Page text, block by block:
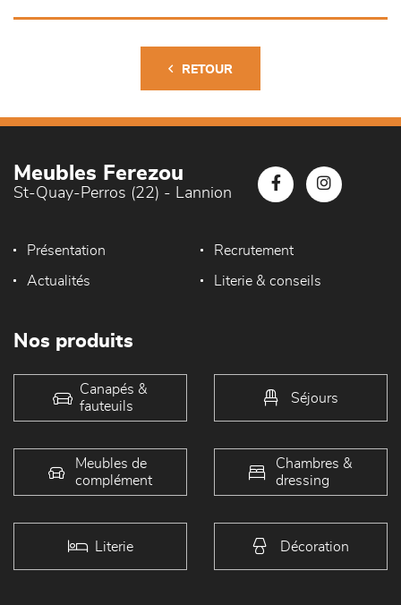
RETOUR
Meubles Ferezou
St-Quay-Perros (22) - Lannion
Présentation Recrutement
Actualités Literie & conseils
Nos produits
Canapés &
fauteuils
Séjours
Meubles de
complément
Chambres &
dressing
Literie Décoration